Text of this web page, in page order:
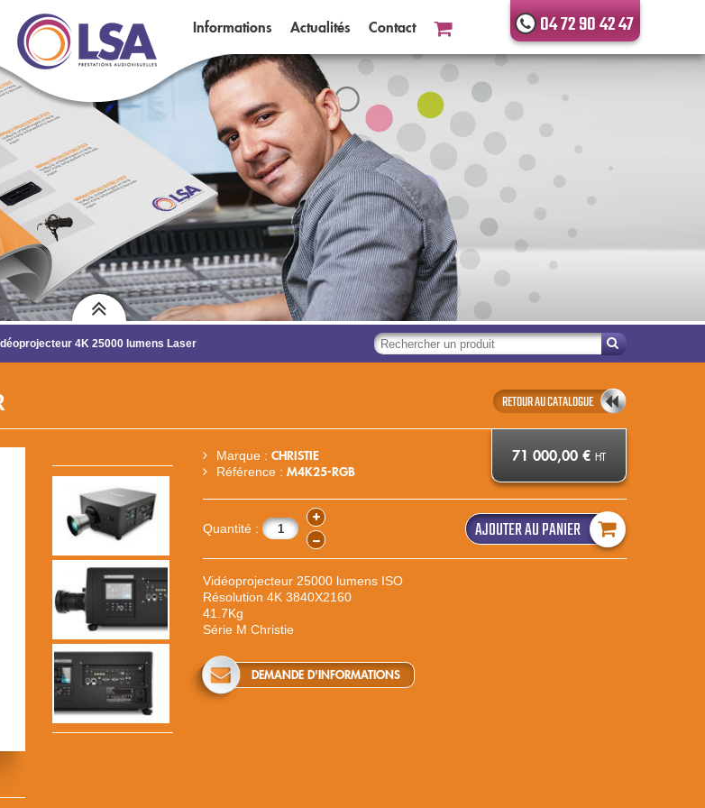
Informations Actualités Contact 04 72 90 42 47
4K 25000 lumens Laser
RETOUR AU CATALOGUE
71 000,00 € HT
Marque : CHRISTIE
Référence : M4K25-RGB
Quantité : AJOUTER AU PANIER
Vidéoprojecteur 25000 lumens ISO
Résolution 4K 3840X2160
41.7Kg
Série M Christie
DEMANDE D'INFORMATIONS